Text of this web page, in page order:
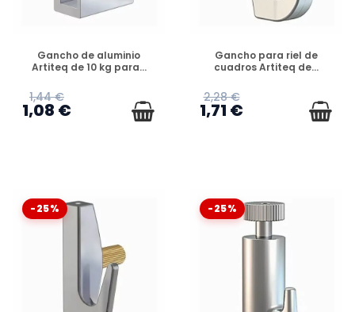
DISPONIBLE
Gancho de aluminio
Artiteq de 10 kg para...
1,44 €
1,08 €
DISPONIBLE
Gancho para riel de
cuadros Artiteq de...
2,28 €
1,71 €
-25% -25%